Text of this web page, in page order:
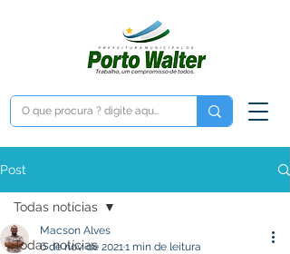
Post
Todas notícias
Todas notícias
Macson Alves
6 de nov. de 20211 min de leitura